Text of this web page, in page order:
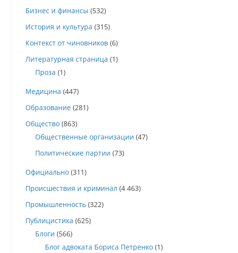
Бизнес и финансы (532)
История и культура (315)
Контекст от чиновников (6)
Литературная страница (1)
Проза (1)
Медицина (447)
Образование (281)
Общество (863)
Общественные организации (47)
Политические партии (73)
Официально (311)
Происшествия и криминал (4 463)
Промышленность (322)
Публицистика (625)
Блоги (566)
Блог адвоката Бориса Петренко (1)